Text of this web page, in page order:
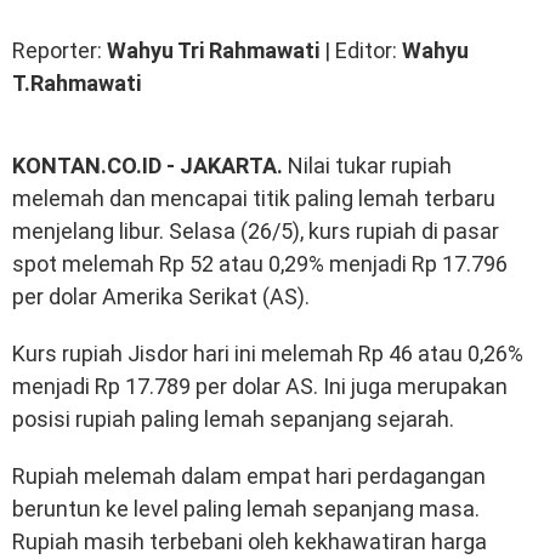
Reporter: Wahyu Tri Rahmawati | Editor: Wahyu
T.Rahmawati
KONTAN.CO.ID - JAKARTA. Nilai tukar rupiah
melemah dan mencapai titik paling lemah terbaru
menjelang libur. Selasa (26/5), kurs rupiah di pasar
spot melemah Rp 52 atau 0,29% menjadi Rp 17.796
per dolar Amerika Serikat (AS).
Kurs rupiah Jisdor hari ini melemah Rp 46 atau 0,26%
menjadi Rp 17.789 per dolar AS. Ini juga merupakan
posisi rupiah paling lemah sepanjang sejarah.
Rupiah melemah dalam empat hari perdagangan
beruntun ke level paling lemah sepanjang masa.
Rupiah masih terbebani oleh kekhawatiran harga